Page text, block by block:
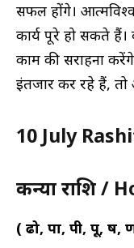
सफल होंगे।
कार्य पूरे हो सकते
काम की सराहना
इंतजार कर रहे हैं,
10 July
कन्या राशि /
( ढो, पा, पी, पू, ष,